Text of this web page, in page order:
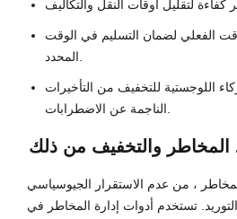
الفعلي لضمان التسليم في الوقت
المحدد.
اللوجستية للتخفيف من التأخيرات
الناجمة عن الاضطرابات.
المخاطر والتخفيف من ذلك
، من عدم الاستقرار الجيوسياسي
تستخدم أدوات إدارة المخاطر في